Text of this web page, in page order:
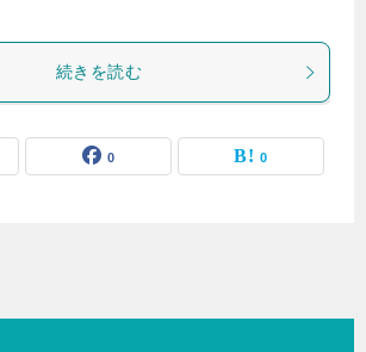
続きを読む
0 0